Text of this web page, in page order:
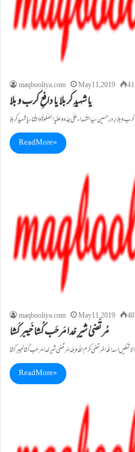
maqbooliya.com
May 11, 2019 41
یا شہیدِ کربلا یا دافعِ کرب و بلا
Read More »
maqbooliya.com
May 11, 2019 48
مُرتَضیٰ شیرِ خدا مَرحَب کُشا خَیبر کَشا
Read More »